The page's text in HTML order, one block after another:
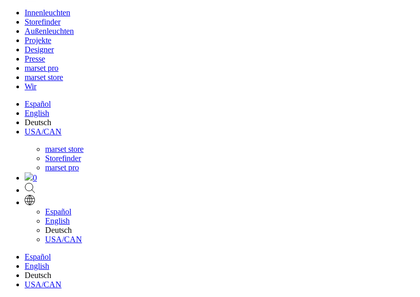
Innenleuchten
Storefinder
Außenleuchten
Projekte
Designer
Presse
marset pro
marset store
Wir
Español
English
Deutsch
USA/CAN
marset store
Storefinder
marset pro
0
Español
English
Deutsch
USA/CAN
Español
English
Deutsch
USA/CAN